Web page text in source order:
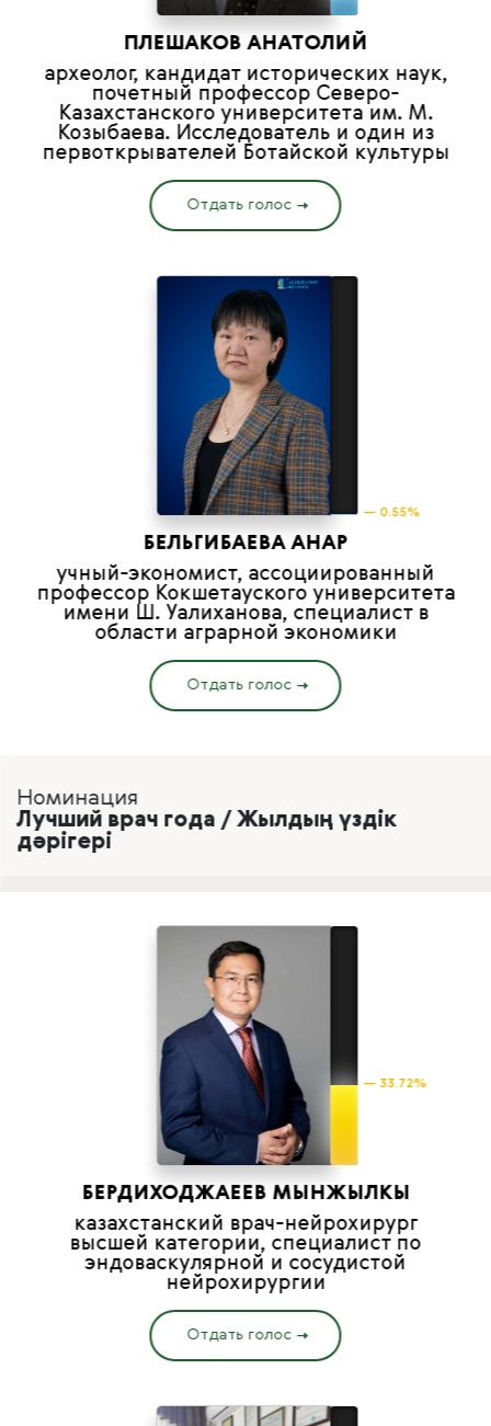
ПЛЕШАКОВ АНАТОЛИЙ
археолог, кандидат исторических наук,
почетный профессор Северо-
Казахстанского университета им. М.
Козыбаева. Исследователь и один из
первоткрывателей Ботайской культуры
Отдать голос
— 0.55%
БЕЛЬГИБАЕВА АНАР
учный-экономист, ассоциированный
профессор Кокшетауского университета
имени Ш. Уалиханова, специалист в
области аграрной экономики
Отдать голос
Номинация
Лучший врач года / Жылдың үздік
дәрігері
— 33.72%
БЕРДИХОДЖАЕЕВ МЫНЖЫЛКЫ
казахстанский врач-нейрохирург
высшей категории, специалист по
эндоваскулярной и сосудистой
нейрохирургии
Отдать голос